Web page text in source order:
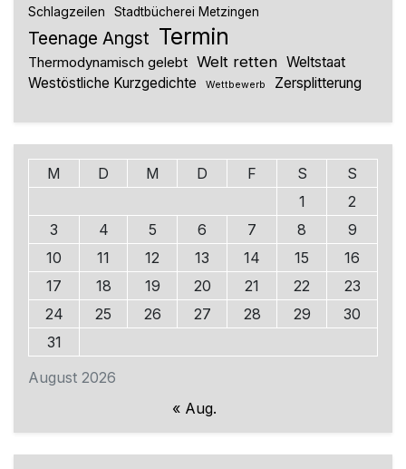
Schlagzeilen Stadtbücherei Metzingen
Teenage Angst Termin
Thermodynamisch gelebt Welt retten Weltstaat
Westöstliche Kurzgedichte
Wettbewerb Zersplitterung
August 2026
M D M D F S
S
1
2
3
4 5 6 7 8
9
10
11 12 13 14 15
16
17
18 19 20 21 22
23
24
25 26 27 28 29
30
31
« Aug.